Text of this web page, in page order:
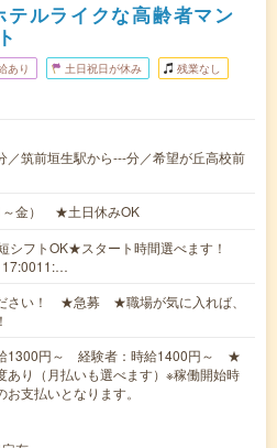
ルライクな高齢者マン
あり 土日祝日が休み 残業なし
／筑前垣生駅から---分／希望が丘高校前
～金） ★土日休みOK
シフトOK★スタート時間選べます！
17:0011:…
さい！ ★急募 ★職場が気に入れば、
1300円～ 経験者：時給1400円～ ★
あり（月払いも選べます）※稼働開始時
支払いとなります。